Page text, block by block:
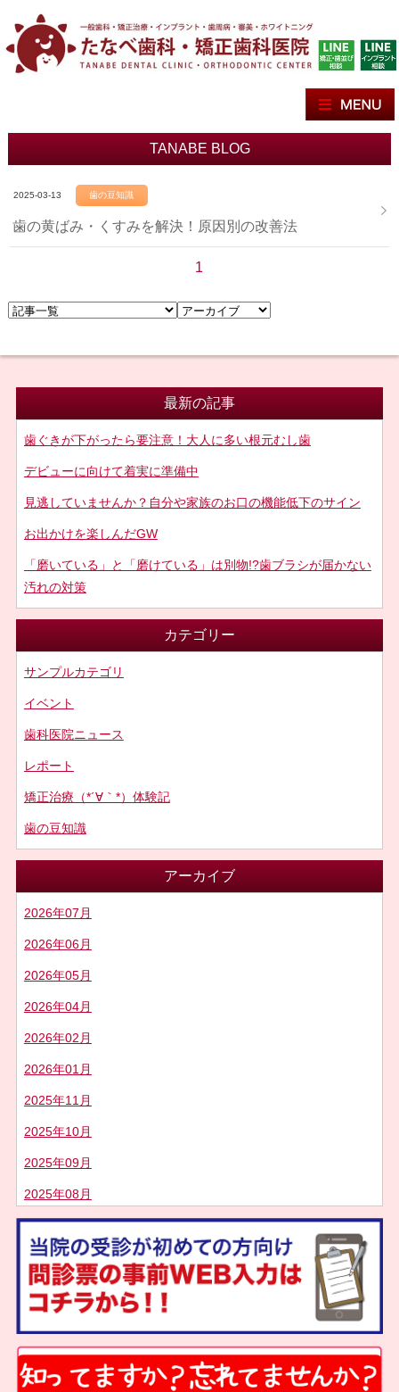
TANABE BLOG
2025-03-13 歯の豆知識
歯の黄ばみ・くすみを解決！原因別の改善法
1
最新の記事
歯ぐきが下がったら要注意！大人に多い根元むし歯
デビューに向けて着実に準備中
見逃していませんか？自分や家族のお口の機能低下のサイン
お出かけを楽しんだGW
「磨いている」と「磨けている」は別物!?歯ブラシが届かない
汚れの対策
カテゴリー
サンプルカテゴリ
イベント
歯科医院ニュース
レポート
矯正治療（*´∀｀*）体験記
歯の豆知識
アーカイブ
2026年07月
2026年06月
2026年05月
2026年04月
2026年02月
2026年01月
2025年11月
2025年10月
2025年09月
2025年08月
2025年07月
2025年05月
2025年04月
2025年02月
2025年01月